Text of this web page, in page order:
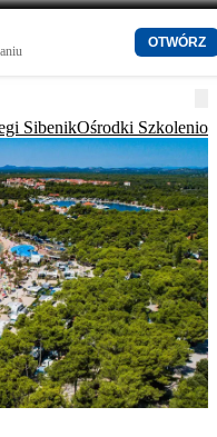
OTWÓRZ
SibenikOśrodki